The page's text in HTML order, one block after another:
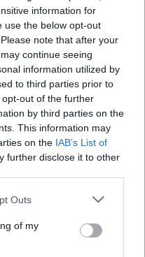
information for
use the below opt-out
note that after your
continue seeing
information utilized by
to third parties prior to
out of the further
by third parties on the
This information may
on the IAB’s List of
further disclose it to other
Outs
of my
nesutarimai
ir vieningos
jog visgi
požiūrius ir
mokinių
savo iniciatyva
ir mokslo
kartą apsvarstyti
jis.